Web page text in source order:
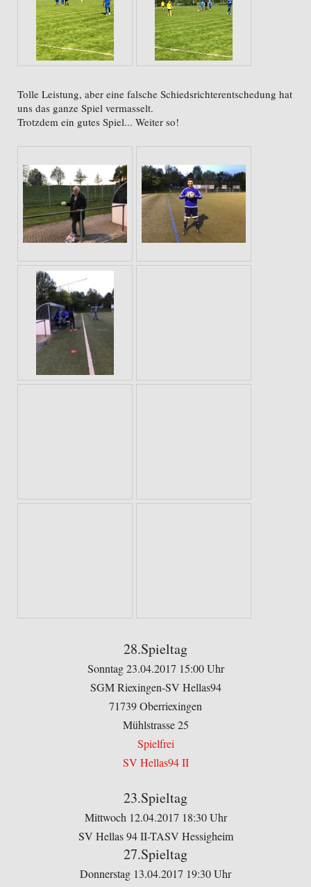
Tolle Leistung, aber eine falsche Schiedsrichterentschedung hat
uns das ganze Spiel vermasselt.
Trotzdem ein gutes Spiel... Weiter so!
28.Spieltag
Sonntag 23.04.2017 15:00 Uhr
SGM Riexingen-SV Hellas94
71739 Oberriexingen
Mühlstrasse 25
Spielfrei
SV Hellas94 II
23.Spieltag
Mittwoch 12.04.2017 18:30 Uhr
SV Hellas 94 II-TASV Hessigheim
27.Spieltag
Donnerstag 13.04.2017 19:30 Uhr